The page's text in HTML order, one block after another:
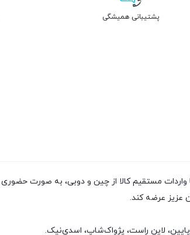
پشتیبانی همیشگی
داشتن سابقه‌ی فروش بیش از ۲۰سال (تاسیس سال ۱۳۷۹)، هم اکنون با واردات
عزیز عرضه کند.
لاین راست، پژواک‌شاپ، اسدی‌نیک.